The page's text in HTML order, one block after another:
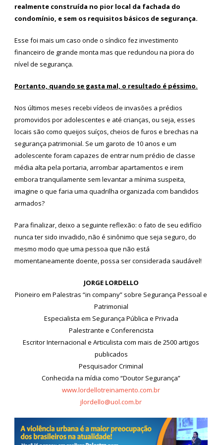
realmente construída no pior local da fachada do
condomínio, e sem os requisitos básicos de segurança.
Esse foi mais um caso onde o síndico fez investimento
financeiro de grande monta mas que redundou na piora do
nível de segurança.
Portanto, quando se gasta mal, o resultado é péssimo.
Nos últimos meses recebi vídeos de invasões a prédios
promovidos por adolescentes e até crianças, ou seja, esses
locais são como queijos suíços, cheios de furos e brechas na
segurança patrimonial. Se um garoto de 10 anos e um
adolescente foram capazes de entrar num prédio de classe
média alta pela portaria, arrombar apartamentos e irem
embora tranquilamente sem levantar a mínima suspeita,
imagine o que faria uma quadrilha organizada com bandidos
armados?
Para finalizar, deixo a seguinte reflexão: o fato de seu edifício
nunca ter sido invadido, não é sinônimo que seja seguro, do
mesmo modo que uma pessoa que não está
momentaneamente doente, possa ser considerada saudável!
JORGE LORDELLO
Pioneiro em Palestras “in company” sobre Segurança Pessoal e
Patrimonial
Especialista em Segurança Pública e Privada
Palestrante e Conferencista
Escritor Internacional e Articulista com mais de 2500 artigos
publicados
Pesquisador Criminal
Conhecida na mídia como “Doutor Segurança”
www.lordellotreinamento.com.br
jlordello@uol.com.br